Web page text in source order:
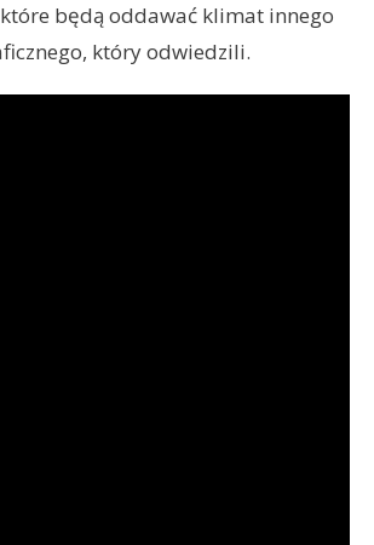
będą oddawać klimat innego
który odwiedzili.